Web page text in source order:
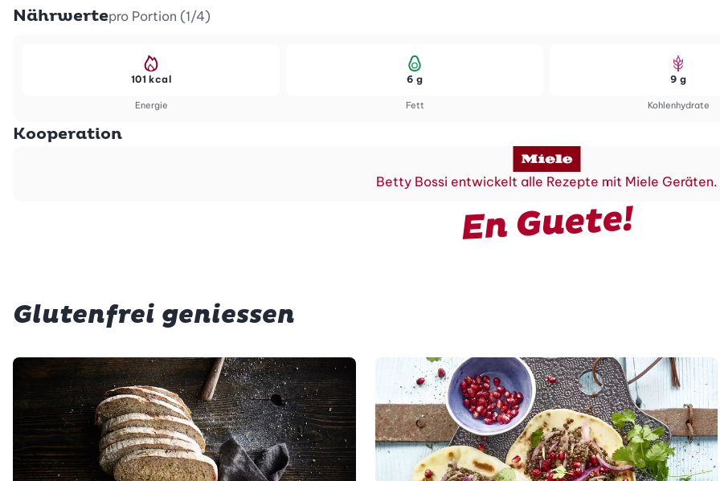
Nährwertepro Portion (1/4)
Energie
101 kcal
Fett
6 g
Kohlenhydrate
9 g
Kooperation
Betty Bossi entwickelt alle Rezepte mit Miele Geräten.
En Guete!
Glutenfrei geniessen